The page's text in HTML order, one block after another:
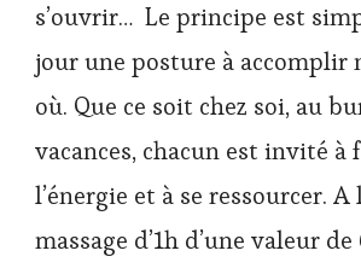
s’ouvrir… Le principe est
jour une posture à accomplir
où. Que ce soit chez soi, au
vacances, chacun est invité à
l’énergie et à se ressourcer. A
massage d’1h d’une valeur